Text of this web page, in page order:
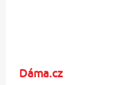
Dáma.cz